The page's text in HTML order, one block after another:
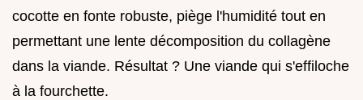
cocotte en fonte robuste, piège l'humidité tout en
permettant une lente décomposition du collagène
dans la viande. Résultat ? Une viande qui s'effiloche
à la fourchette.